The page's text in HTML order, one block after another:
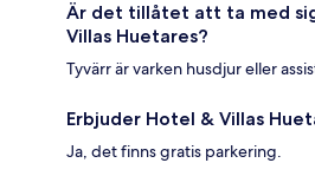
Är det tillåtet att ta med
Villas Huetares?
Tyvärr är varken husdjur eller
Erbjuder Hotel & Villas
Ja, det finns gratis parkering.